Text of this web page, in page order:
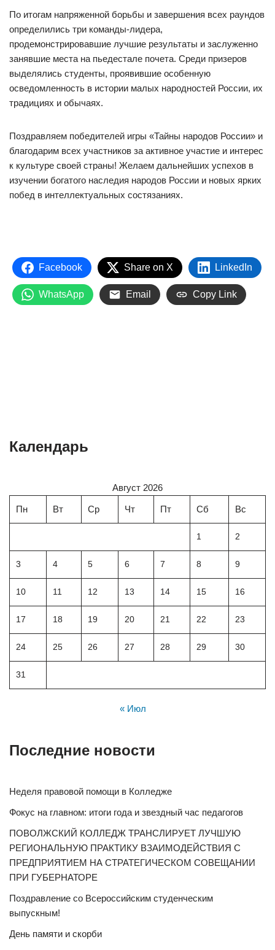
По итогам напряженной борьбы и завершения всех раундов
определились три команды-лидера,
продемонстрировавшие лучшие результаты и заслуженно
занявшие места на пьедестале почета. Среди призеров
выделялись студенты, проявившие особенную
осведомленность в истории малых народностей России, их
традициях и обычаях.
Поздравляем победителей игры «Тайны народов России» и
благодарим всех участников за активное участие и интерес
к культуре своей страны! Желаем дальнейших успехов в
изучении богатого наследия народов России и новых ярких
побед в интеллектуальных состязаниях.
Facebook Share on X LinkedIn
WhatsApp Email Copy Link
Календарь
Август 2026
Пн Вт Ср Чт Пт Сб Вс
1 2
3 4 5 6 7 8 9
10 11 12 13 14 15 16
17 18 19 20 21 22 23
24 25 26 27 28 29 30
31
« Июл
Последние новости
Неделя правовой помощи в Колледже
Фокус на главном: итоги года и звездный час педагогов
ПОВОЛЖСКИЙ КОЛЛЕДЖ ТРАНСЛИРУЕТ ЛУЧШУЮ
РЕГИОНАЛЬНУЮ ПРАКТИКУ ВЗАИМОДЕЙСТВИЯ С
ПРЕДПРИЯТИЕМ НА СТРАТЕГИЧЕСКОМ СОВЕЩАНИИ
ПРИ ГУБЕРНАТОРЕ
Поздравление со Всероссийским студенческим
выпускным!
День памяти и скорби